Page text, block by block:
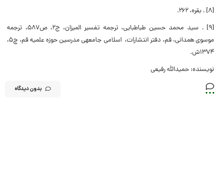
[8] . بقره، 262.
[9] . سید محمد حسین طباطبایی، ترجمه تفسير الميزان‏، ج2، ص587، ترجمه
موسوی همدانی، قم، دفتر انتشارات، اسلامى جامعه‏ى مدرسين حوزه علميه قم‏، چ5،
1374ش.
نویسنده: حمیدالله رفیعی
بدون دیدگاه